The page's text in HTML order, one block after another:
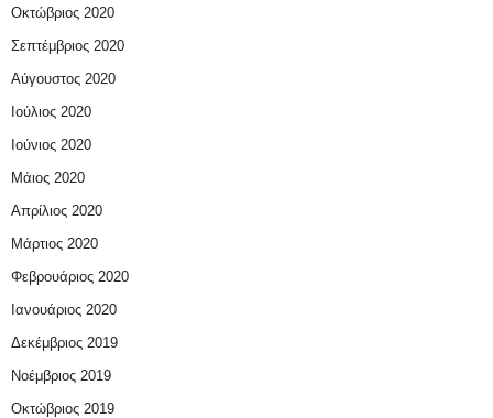
Οκτώβριος 2020
Σεπτέμβριος 2020
Αύγουστος 2020
Ιούλιος 2020
Ιούνιος 2020
Μάιος 2020
Απρίλιος 2020
Μάρτιος 2020
Φεβρουάριος 2020
Ιανουάριος 2020
Δεκέμβριος 2019
Νοέμβριος 2019
Οκτώβριος 2019